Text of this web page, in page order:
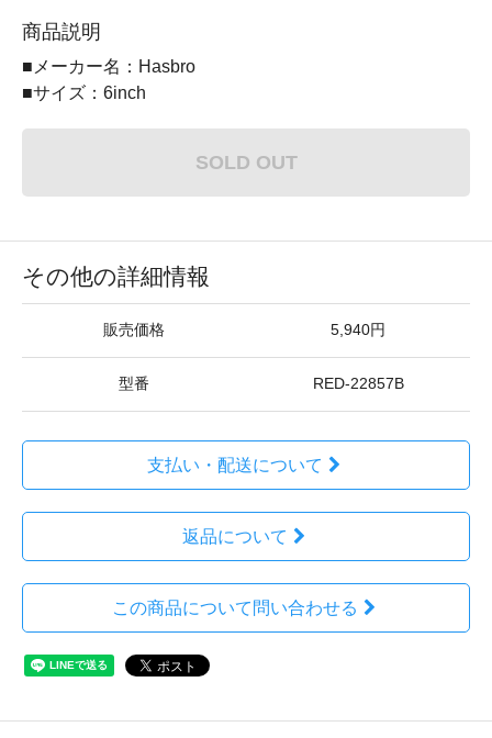
商品説明
■メーカー名：Hasbro
■サイズ：6inch
SOLD OUT
その他の詳細情報
販売価格 5,940円
型番 RED-22857B
支払い・配送について
返品について
この商品について問い合わせる